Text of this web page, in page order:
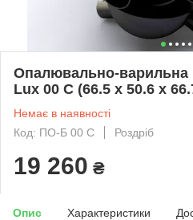
Опалювально-варильна
Lux 00 С (66.5 х 50.6 х
Немає в наявності
Код: ПО-Б 00 С
Роздріб
19 260 ₴
Опис Характеристики